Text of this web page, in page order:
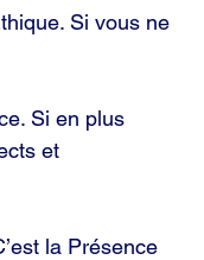
Si vous ne
Si en plus
et
la Présence